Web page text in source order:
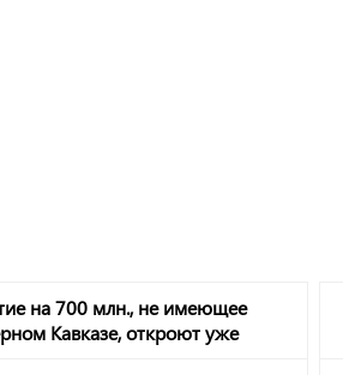
на 700 млн., не имеющее
Кавказе, откроют уже